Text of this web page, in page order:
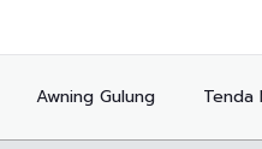
Awning Gulung Tenda